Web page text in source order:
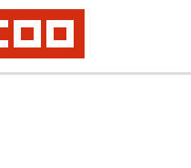
Narrativa
de Relatos
Internacional de